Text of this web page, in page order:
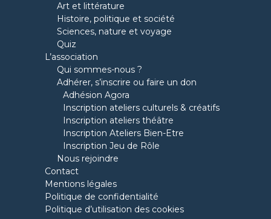
Art et littérature
Histoire, politique et société
Sciences, nature et voyage
Quiz
L’association
Qui sommes-nous ?
Adhérer, s’inscrire ou faire un don
Adhésion Agora
Inscription ateliers culturels & créatifs
Inscription ateliers théâtre
Inscription Ateliers Bien-Etre
Inscription Jeu de Rôle
Nous rejoindre
Contact
Mentions légales
Politique de confidentialité
Politique d’utilisation des cookies